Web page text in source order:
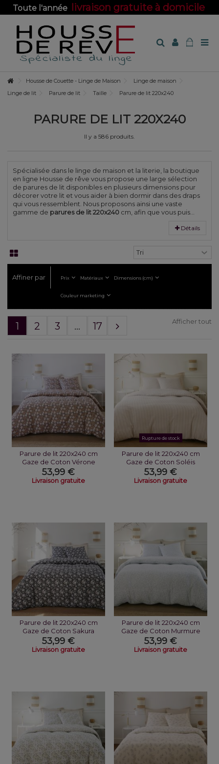
Toute l'année livraison gratuite à domicile
Housse de Couette - Linge de Maison
Linge de maison
Linge de lit
Parure de lit Taille Parure de lit 220x240
PARURE DE LIT 220X240
Il y a 586 produits.
Spécialisée dans le linge de maison et la literie, la boutique
en ligne Housse de rêve vous propose une large sélection
de parures de lit disponibles en plusieurs dimensions pour
décorer votre lit et vous aider à bien dormir dans des draps
qui vous ressemblent. Nous proposons ainsi une vaste
gamme de parures de lit 220x240 cm, afin que vous puis...
Détails
Affiner par Prix Matériaux Dimensions (cm)
Couleur marketing
Afficher tout
1 2 3 ... 17
Parure de lit 220x240 cm
Gaze de Coton Vérone
53,99 €
Livraison gratuite
Rupture de stock
Parure de lit 220x240 cm
Gaze de Coton Soléis
53,99 €
Livraison gratuite
Parure de lit 220x240 cm
Gaze de Coton Sakura
53,99 €
Livraison gratuite
Parure de lit 220x240 cm
Gaze de Coton Murmure
53,99 €
Livraison gratuite